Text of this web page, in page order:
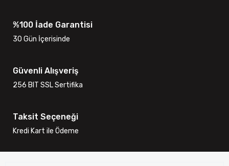
%100 İade Garantisi
30 Gün İçerisinde
Güvenli Alışveriş
256 BIT SSL Sertifika
Taksit Seçeneği
Kredi Kart ile Ödeme